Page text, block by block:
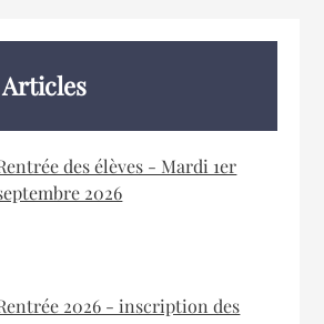
des élèves - Mardi 1er
2026
2026 - inscription des